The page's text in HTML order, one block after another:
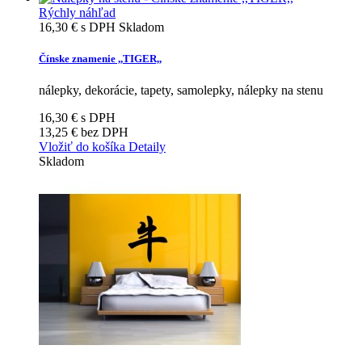
Rýchly náhľad
16,30 € s DPH Skladom
Čínske znamenie ,,TIGER,,
nálepky, dekorácie, tapety, samolepky, nálepky na stenu
16,30 € s DPH
13,25 € bez DPH
Vložiť do košíka Detaily
Skladom